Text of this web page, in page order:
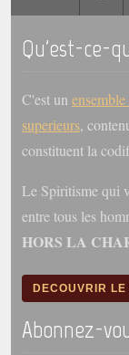
Qu'est-ce-
C'est un
superieurs,
constituent la
Le Spiritisme qui
entre tous les
HORS LA
DECOUVRIR
Abonnez-